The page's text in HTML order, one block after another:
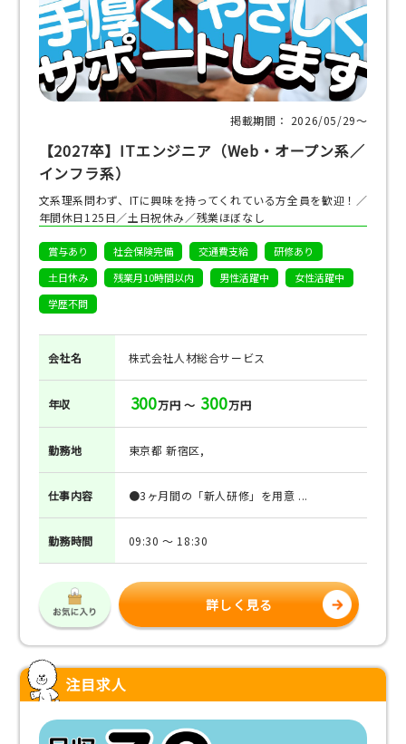
掲載期間： 2026/05/29〜
【2027卒】ITエンジニア（Web・オープン系／
インフラ系）
文系理系問わず、ITに興味を持ってくれている方全員を歓迎！／
年間休日125日／土日祝休み／残業ほぼなし
賞与あり 社会保険完備 交通費支給
研修あり
土日休み
残業月10時間以内 男性活躍中
女性活躍中
学歴不問
会社名 株式会社人材総合サービス
年収 300万円 ～ 300万円
勤務地 東京都 新宿区,
仕事内容 ●3ヶ月間の「新人研修」を用意 ...
勤務時間 09:30 ～ 18:30
詳しく見る
注目求人